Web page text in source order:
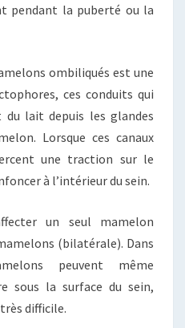
pendant la puberté ou la
ombiliqués est une
ces conduits qui
lait depuis les glandes
Lorsque ces canaux
une traction sur le
à l’intérieur du sein.
un seul mamelon
(bilatérale). Dans
peuvent même
sous la surface du sein,
difficile.